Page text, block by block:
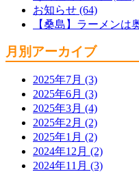
お知らせ (64)
【桑島】ラーメンは
月別アーカイブ
2025年7月 (3)
2025年6月 (3)
2025年3月 (4)
2025年2月 (2)
2025年1月 (2)
2024年12月 (2)
2024年11月 (3)